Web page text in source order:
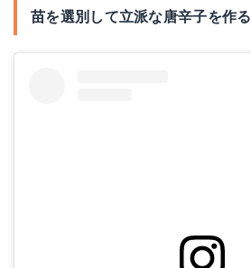
苗を選別して立派な唐辛子を作る